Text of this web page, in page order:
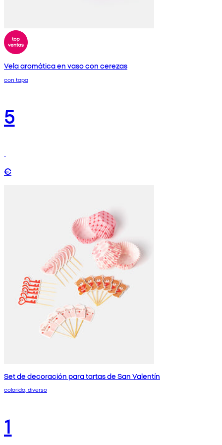
Vela aromática en vaso con cerezas
con tapa
5
€
Set de decoración para tartas de San Valentín
colorido, diverso
1